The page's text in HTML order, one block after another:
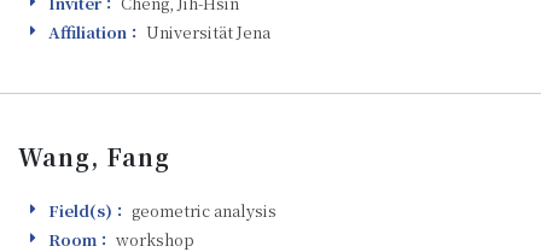
Affiliation
Affiliation： Universität Jena
Wang, Fang
Field(s)
Field(s)： geometric analysis
Room
Room： workshop